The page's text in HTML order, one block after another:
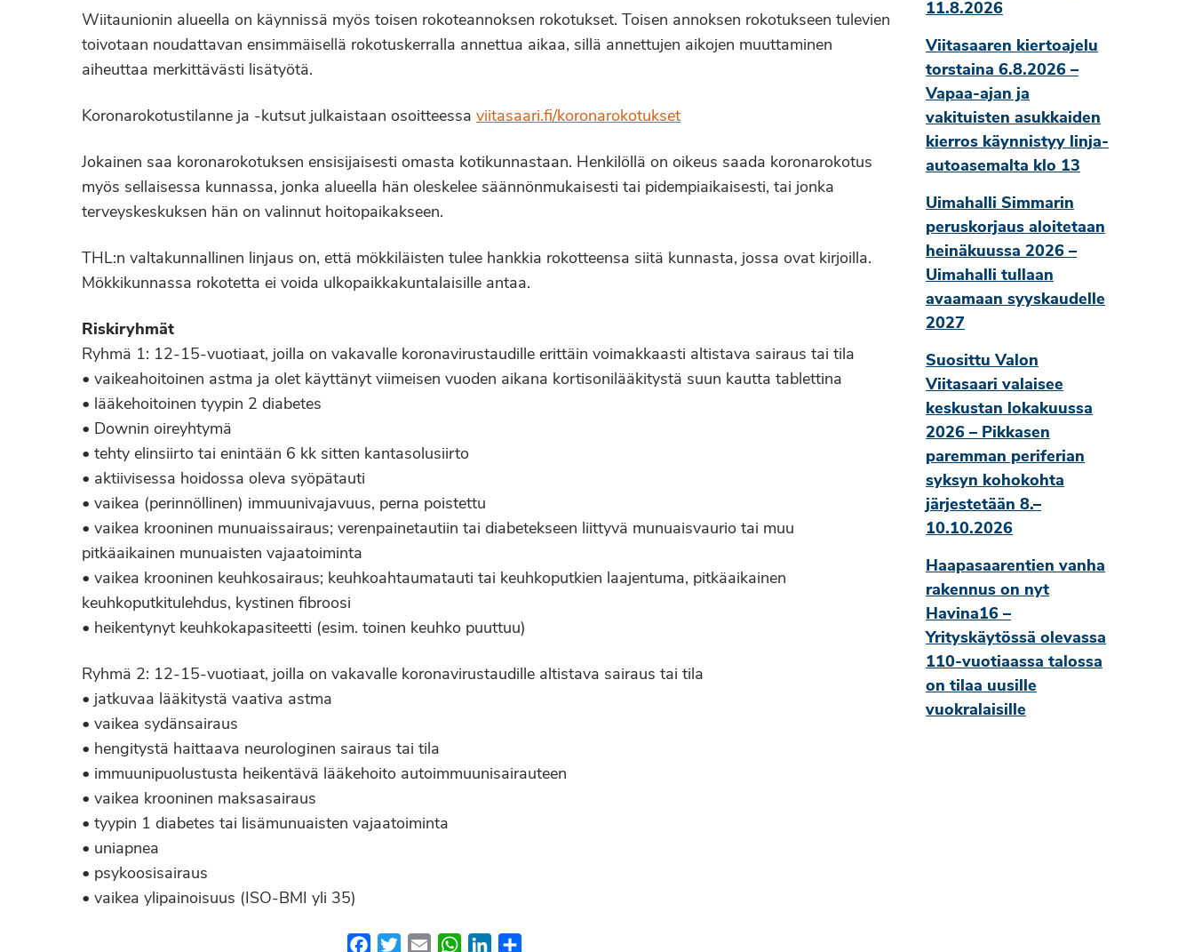
Wiitaunionin alueella on käynnissä myös toisen rokoteannoksen rokotukset. Toisen annoksen rokotukseen tulevien
toivotaan noudattavan ensimmäisellä rokotuskerralla annettua aikaa, sillä annettujen aikojen muuttaminen
aiheuttaa merkittävästi lisätyötä.
Koronarokotustilanne ja -kutsut julkaistaan osoitteessa viitasaari.fi/koronarokotukset
Jokainen saa koronarokotuksen ensisijaisesti omasta kotikunnastaan. Henkilöllä on oikeus saada koronarokotus
myös sellaisessa kunnassa, jonka alueella hän oleskelee säännönmukaisesti tai pidempiaikaisesti, tai jonka
terveyskeskuksen hän on valinnut hoitopaikakseen.
THL:n valtakunnallinen linjaus on, että mökkiläisten tulee hankkia rokotteensa siitä kunnasta, jossa ovat kirjoilla.
Mökkikunnassa rokotetta ei voida ulkopaikkakuntalaisille antaa.
Riskiryhmät
Ryhmä 1: 12-15-vuotiaat, joilla on vakavalle koronavirustaudille erittäin voimakkaasti altistava sairaus tai tila
• vaikeahoitoinen astma ja olet käyttänyt viimeisen vuoden aikana kortisonilääkitystä suun kautta tablettina
• lääkehoitoinen tyypin 2 diabetes
• Downin oireyhtymä
• tehty elinsiirto tai enintään 6 kk sitten kantasolusiirto
• aktiivisessa hoidossa oleva syöpätauti
• vaikea (perinnöllinen) immuunivajavuus, perna poistettu
• vaikea krooninen munuaissairaus; verenpainetautiin tai diabetekseen liittyvä munuaisvaurio tai muu
pitkäaikainen munuaisten vajaatoiminta
• vaikea krooninen keuhkosairaus; keuhkoahtaumatauti tai keuhkoputkien laajentuma, pitkäaikainen
keuhkoputkitulehdus, kystinen fibroosi
• heikentynyt keuhkokapasiteetti (esim. toinen keuhko puuttuu)
Ryhmä 2: 12-15-vuotiaat, joilla on vakavalle koronavirustaudille altistava sairaus tai tila
• jatkuvaa lääkitystä vaativa astma
• vaikea sydänsairaus
• hengitystä haittaava neurologinen sairaus tai tila
• immuunipuolustusta heikentävä lääkehoito autoimmuunisairauteen
• vaikea krooninen maksasairaus
• tyypin 1 diabetes tai lisämunuaisten vajaatoiminta
• uniapnea
• psykoosisairaus
• vaikea ylipainoisuus (ISO-BMI yli 35)
FacebookTwitterEmail WhatsApp
LinkedIn
11.8.2026
Viitasaaren kiertoajelu
torstaina 6.8.2026 –
Vapaa-ajan ja
vakituisten asukkaiden
kierros käynnistyy linja-
autoasemalta klo 13
Uimahalli Simmarin
peruskorjaus aloitetaan
heinäkuussa 2026 –
Uimahalli tullaan
avaamaan syyskaudelle
2027
Suosittu Valon
Viitasaari valaisee
keskustan lokakuussa
2026 – Pikkasen
paremman periferian
syksyn kohokohta
järjestetään 8.–
10.10.2026
Haapasaarentien vanha
rakennus on nyt
Havina16 –
Yrityskäytössä olevassa
110-vuotiaassa talossa
on tilaa uusille
vuokralaisille